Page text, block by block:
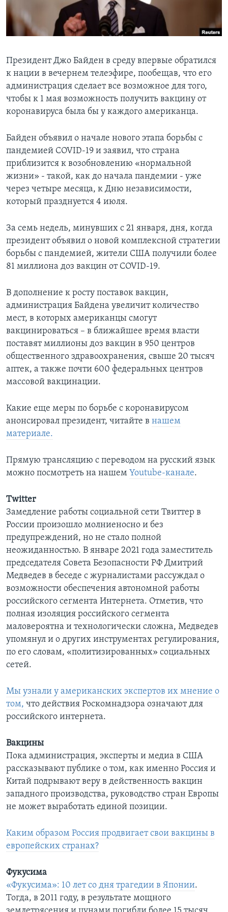
Learning English
Языки
Президент Джо Байден в среду впервые обратился
к нации в вечернем телеэфире, пообещав, что его
администрация сделает все возможное для того,
чтобы к 1 мая возможность получить вакцину от
коронавируса была бы у каждого американца.
Байден объявил о начале нового этапа борьбы с
пандемией COVID-19 и заявил, что страна
приблизится к возобновлению «нормальной
жизни» - такой, как до начала пандемии - уже
через четыре месяца, к Дню независимости,
который празднуется 4 июля.
За семь недель, минувших с 21 января, дня, когда
президент объявил о новой комплексной стратегии
борьбы с пандемией, жители США получили более
81 миллиона доз вакцин от COVID-19.
В дополнение к росту поставок вакцин,
администрация Байдена увеличит количество
мест, в которых американцы смогут
вакцинироваться – в ближайшее время власти
поставят миллионы доз вакцин в 950 центров
общественного здравоохранения, свыше 20 тысяч
аптек, а также почти 600 федеральных центров
массовой вакцинации.
Какие еще меры по борьбе с коронавирусом
анонсировал президент, читайте в нашем
материале.
Прямую трансляцию с переводом на русский язык
можно посмотреть на нашем Youtube-канале.
Twitter
Замедление работы социальной сети Твиттер в
России произошло молниеносно и без
предупреждений, но не стало полной
неожиданностью. В январе 2021 года заместитель
председателя Совета Безопасности РФ Дмитрий
Медведев в беседе с журналистами рассуждал о
возможности обеспечения автономной работы
российского сегмента Интернета. Отметив, что
полная изоляция российского сегмента
маловероятна и технологически сложна, Медведев
упомянул и о других инструментах регулирования,
по его словам, «политизированных» социальных
сетей.
Мы узнали у американских экспертов их мнение о
том, что действия Роскомнадзора означают для
российского интернета.
Вакцины
Пока администрация, эксперты и медиа в США
рассказывают публике о том, как именно Россия и
Китай подрывают веру в действенность вакцин
западного производства, руководство стран Европы
не может выработать единой позиции.
Каким образом Россия продвигает свои вакцины в
европейских странах?
Фукусима
«Фукусима»: 10 лет со дня трагедии в Японии.
Тогда, в 2011 году, в результате мощного